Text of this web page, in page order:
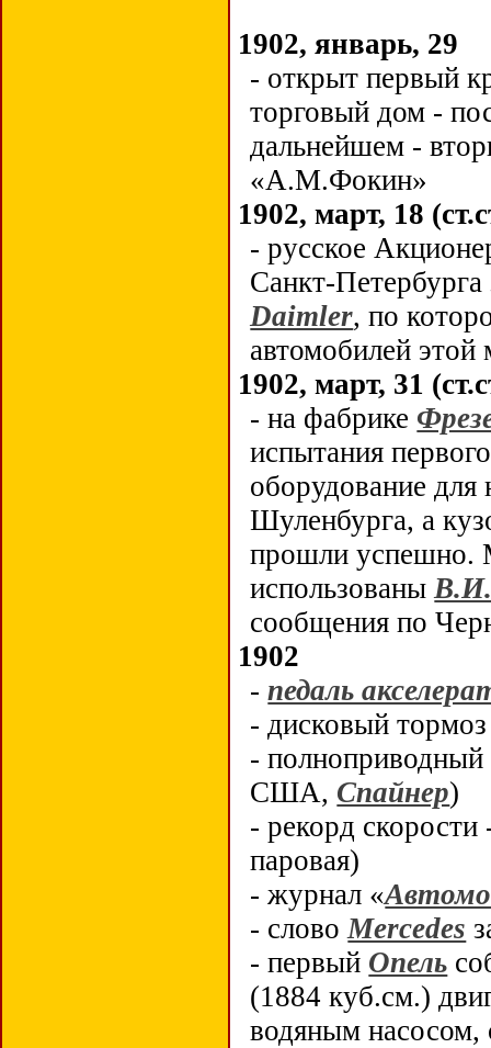
1902, январь, 29
- открыт первый
торговый дом -
дальнейшем -
«А.М.Фокин»
1902, март, 18
- русское
Санкт-
Daimler, по
автомобилей этой
1902, март, 31
- на фабрике
испытания
оборудование для
Шуленбурга, а
прошли успешно.
использованы
сообщения по
1902
-педаль
- дисковый
-
США, Спайнер)
- рекорд
паровая)
- журнал «
- словоMercedes
- первый Опель
(1884 куб.см.)
водяным насосом,